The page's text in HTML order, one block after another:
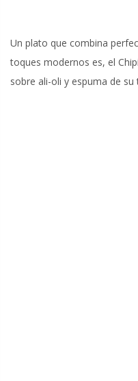
Un plato que combina
toques modernos es, el
sobre ali-oli y espuma de su